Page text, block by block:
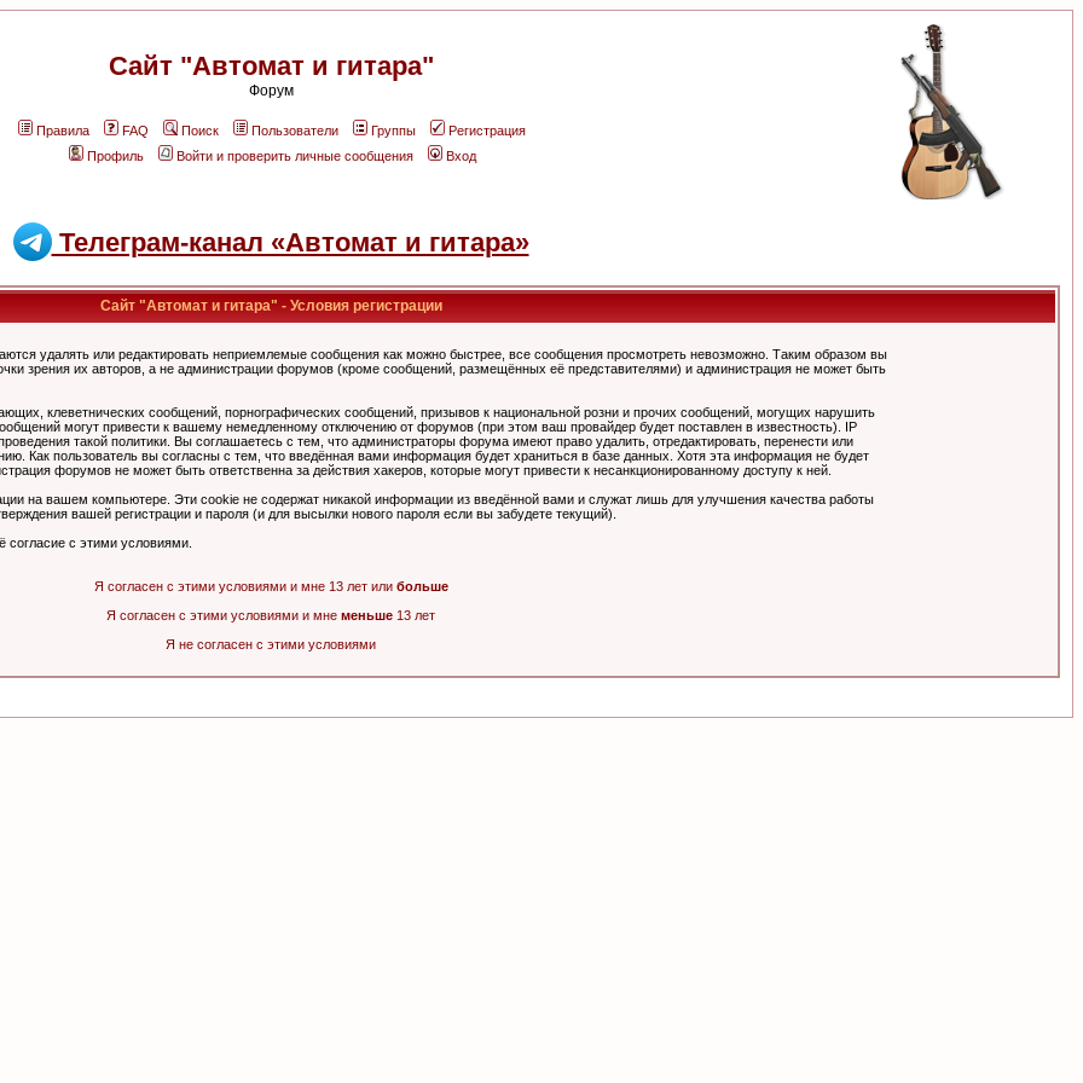
Сайт "Автомат и гитара"
Форум
Правила FAQ Поиск Пользователи Группы
Регистрация
Профиль
Войти и проверить личные сообщения Вход
Телеграм-канал «Автомат и гитара»
Сайт "Автомат и гитара" - Условия регистрации
удалять или редактировать неприемлемые сообщения как можно быстрее, все сообщения просмотреть невозможно. Таким образом вы
зрения их авторов, а не администрации форумов (кроме сообщений, размещённых её представителями) и администрация не может быть
клеветнических сообщений, порнографических сообщений, призывов к национальной розни и прочих сообщений, могущих нарушить
могут привести к вашему немедленному отключению от форумов (при этом ваш провайдер будет поставлен в известность). IP
такой политики. Вы соглашаетесь с тем, что администраторы форума имеют право удалить, отредактировать, перенести или
Как пользователь вы согласны с тем, что введённая вами информация будет храниться в базе данных. Хотя эта информация не будет
форумов не может быть ответственна за действия хакеров, которые могут привести к несанкционированному доступу к ней.
на вашем компьютере. Эти cookie не содержат никакой информации из введённой вами и служат лишь для улучшения качества работы
вашей регистрации и пароля (и для высылки нового пароля если вы забудете текущий).
согласие с этими условиями.
Я согласен с этими условиями и мне 13 лет или больше
Я согласен с этими условиями и мне меньше 13 лет
Я не согласен с этими условиями